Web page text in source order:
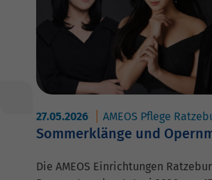
27.05.2026 AMEOS Pflege
Sommerklänge und
Die AMEOS Einrichtungen